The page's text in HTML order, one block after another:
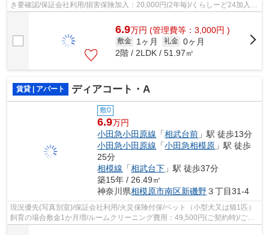
き要確認/保証会社利用/損害保険加入：20,000円(2年毎)/くらしーど24加入：
6.9万円 (管理費等：3,000円 )
敷金 1ヶ月 礼金 0ヶ月
2階 / 2LDK / 51.97㎡
賃貸 | アパート ディアコート・A
敷0
6.9万円
小田急小田原線 「相武台前 」駅 徒歩13分
小田急小田原線 「小田急相模原 」駅 徒歩
25分
相模線 「相武台下 」駅 徒歩37分
築15年 / 26.49㎡
神奈川県相模原市南区新磯野３丁目31-4
現況優先(写真別室)/保証会社利用/火災保険付保/ペット（小型犬又は猫1匹）
飼育の場合敷金1か月増/ルームクリーニング費用：49,500円(ご契約時)/ご契